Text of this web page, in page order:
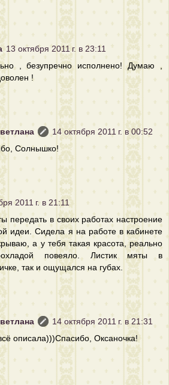
13 октября 2011 г. в 23:11
, безупречно исполнено! Думаю ,
!
14 октября 2011 г. в 00:52
Солнышко!
2011 г. в 21:11
передать в своих работах настроение
идеи. Сидела я на работе в кабинете
а у тебя такая красота, реально
повеяло. Листик мяты в
так и ощущался на губах.
14 октября 2011 г. в 21:31
описала)))Спасибо, Оксаночка!